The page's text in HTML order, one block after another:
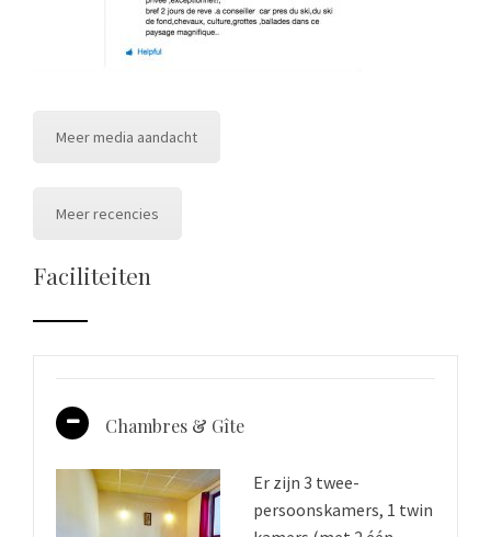
Meer media aandacht
Meer recencies
Faciliteiten
Chambres & Gîte
Er zijn 3 twee-
persoonskamers, 1 twin